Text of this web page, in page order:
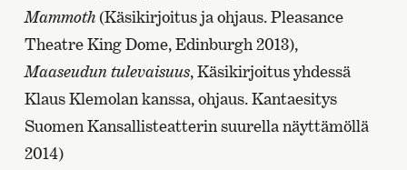
Mammoth(Käsikirjoitus ja ohjaus. Pleasance
Theatre King Dome, Edinburgh 2013),
Maaseudun tulevaisuus, Käsikirjoitus yhdessä
Klaus Klemolan kanssa, ohjaus. Kantaesitys
Suomen Kansallisteatterin suurella näyttämöllä
2014)